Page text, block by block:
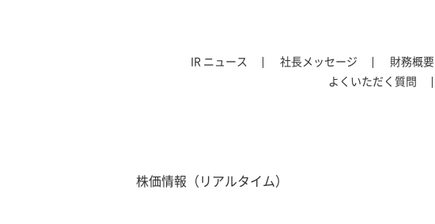
IR ニュース 社長メッセージ 財務概要
よくいただく質問
株価情報（リアルタイム）